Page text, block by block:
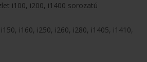
i100, i200, i1400 sorozatú
i160, i250, i260, i280, i1405, i1410,